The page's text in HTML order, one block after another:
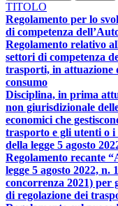
TITOLO
Regolamento per lo
di competenza
Regolamento relativo
settori di competenza
trasporti, in attuazione
consumo
Disciplina, in prima
non giurisdizionale
economici che
trasporto e gli utenti o i
della legge 5 agosto
Regolamento recante
legge 5 agosto 2022, n.
concorrenza 2021) per
di regolazione dei